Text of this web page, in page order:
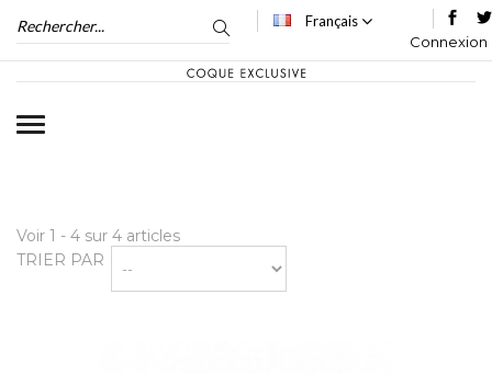
Français
Connexion
Voir 1 - 4 sur 4 articles
TRIER PAR